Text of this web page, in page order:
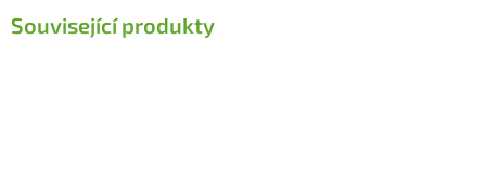
Související produkty